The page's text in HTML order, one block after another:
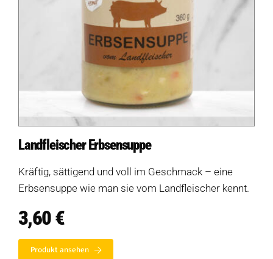
Landfleischer Erbsensuppe
Kräftig, sättigend und voll im Geschmack – eine
Erbsensuppe wie man sie vom Landfleischer kennt.
3,60€
Produkt ansehen